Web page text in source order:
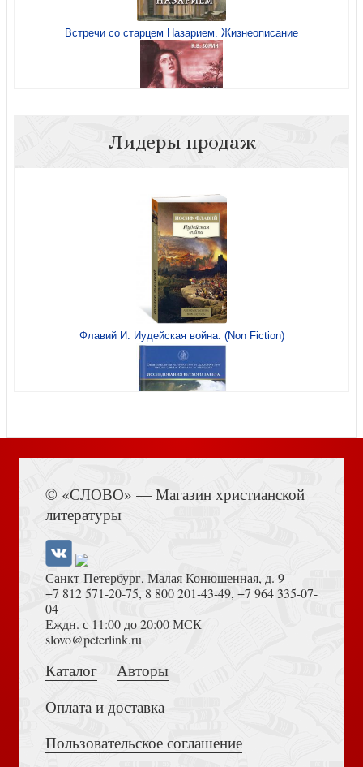
Испытание возрастом. Письма к юноше
Как приобрести смирение
Как бороться с греховными помыслами
Светоч земли русской. Преподобный Сергий
Встречи со старцем Назарием. Жизнеописание
Когда гром грянул
Жало в плоть. (Если Господь не исцеляет)
Лидеры продаж
Флавий И. Иудейская война. (Non Fiction)
Толкование на Апокалипсис (Тихоний Африканский)
© «СЛОВО» — Магазин христианской
литературы
Санкт-Петербург, Малая Конюшенная, д. 9
+7 812 571-20-75, 8 800 201-43-49, +7 964 335-07-
04
Еждн. с 11:00 до 20:00 МСК
slovo@peterlink.ru
Каталог
Авторы
Оплата и доставка
Пользовательское соглашение